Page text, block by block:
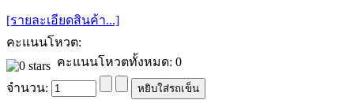
[รายละเอียดสินค้า...]
คะแนนโหวต:
คะแนนโหวตทั้งหมด: 0
จำนวน: